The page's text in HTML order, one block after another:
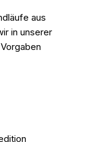
aus
in unserer